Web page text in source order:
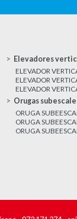
Elevadores
ELEVADOR
ELEVADOR
ELEVADOR
Orugas
ORUGA
ORUGA
ORUGA